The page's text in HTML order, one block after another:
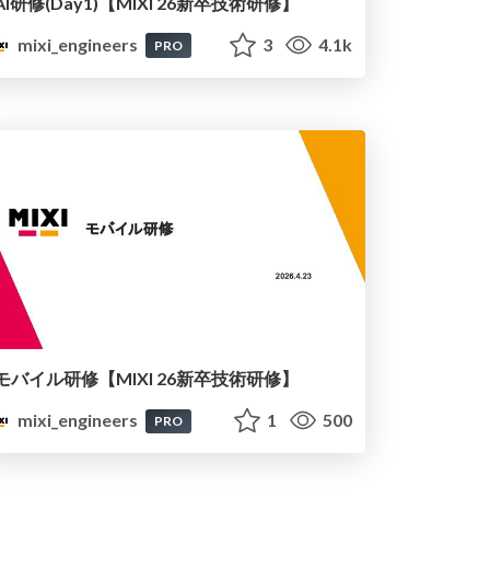
mixi_engineers
PRO 3 4.1k
バイル研修【MIXI 26新卒技術研修】
mixi_engineers
PRO 1 500